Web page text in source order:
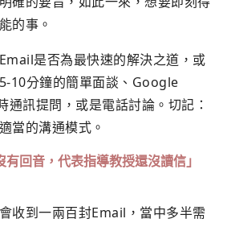
的事。
是否為最快速的解決之道， 或
10分鐘的簡單面談、Google
訊提問，或是電話討論。切記：
當的溝通模式。
回音，代表指導教授還沒讀信」
收到一兩百封Email， 當中多半需